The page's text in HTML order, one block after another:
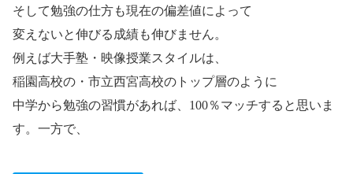
そして勉強の仕方も現在の偏差値によって
変えないと伸びる成績も伸びません。
例えば大手塾・映像授業スタイルは、
稲園高校の・市立西宮高校のトップ層のように
中学から勉強の習慣があれば、100％マッチすると思いま
す。一方で、